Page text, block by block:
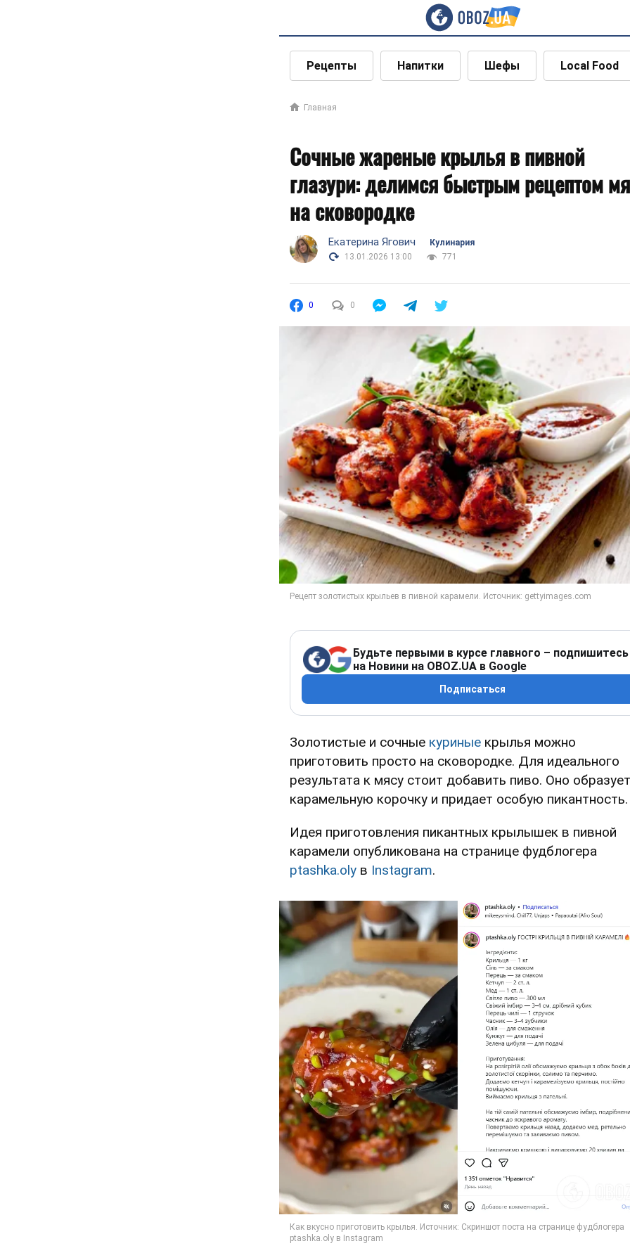
Рецепты Напитки Шефы Local Food
Главная
Сочные жареные крылья в пивной
глазури: делимся быстрым рецептом
на сковородке
Екатерина Ягович
Кулинария
13.01.2026 13:00
771
0 0
Будьте первыми в курсе главного – подпишитесь
на Новини на OBOZ.UA в Google
Подписаться
Золотистые и сочные куриные крылья можно
приготовить просто на сковородке. Для идеального
результата к мясу стоит добавить пиво. Оно образует
карамельную корочку и придает особую пикантность.
Идея приготовления пикантных крылышек в пивной
карамели опубликована на странице фудблогера
ptashka.oly в Instagram.